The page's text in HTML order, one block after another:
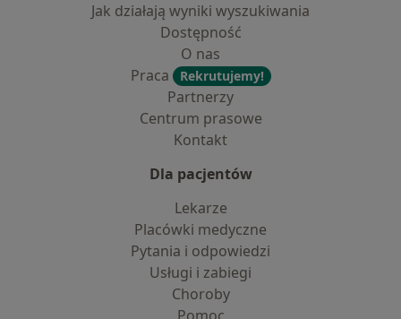
Jak działają wyniki wyszukiwania
Dostępność
O nas
Praca
Rekrutujemy!
Partnerzy
Centrum prasowe
Kontakt
Dla pacjentów
Lekarze
Placówki medyczne
Pytania i odpowiedzi
Usługi i zabiegi
Choroby